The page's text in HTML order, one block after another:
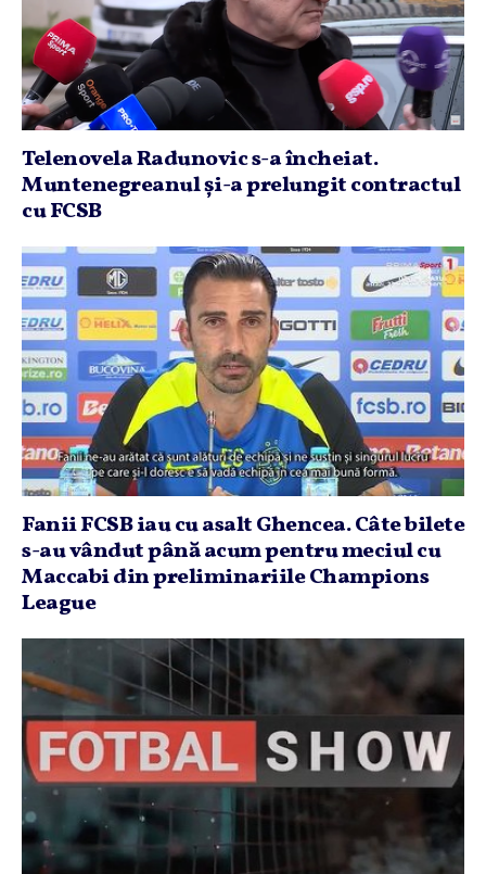
Telenovela Radunovic s-a încheiat.
Muntenegreanul şi-a prelungit contractul
cu FCSB
Fanii FCSB iau cu asalt Ghencea. Câte bilete
s-au vândut până acum pentru meciul cu
Maccabi din preliminariile Champions
League